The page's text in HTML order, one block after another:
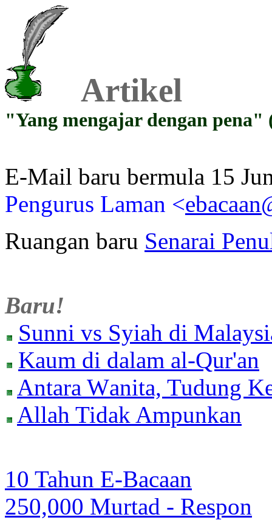
Artikel
"Yang mengajar dengan
E-Mail baru bermula 15
Pengurus Laman <
Ruangan baru Senarai
Baru!
Sunni vs Syiah di
Kaum di dalam al-Qur'an
Antara Wanita, Tudung
Allah Tidak Ampunkan
10 Tahun E-Bacaan
250,000 Murtad - Respon